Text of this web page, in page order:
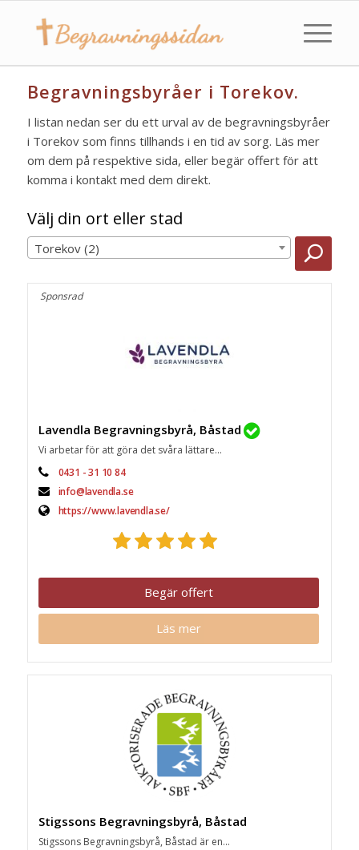
Begravningsbyråer i Torekov.
I listan nedan ser du ett urval av de begravningsbyråer
i Torekov som finns tillhands i en tid av sorg. Läs mer
om dem på respektive sida, eller begär offert för att
komma i kontakt med dem direkt.
Välj din ort eller stad
Torekov (2)
Sponsrad
Lavendla Begravningsbyrå, Båstad
Vi arbetar för att göra det svåra lättare...
0431 - 31 10 84
info@lavendla.se
https://www.lavendla.se/
Begär offert
Läs mer
Stigssons Begravningsbyrå, Båstad
Stigssons Begravningsbyrå, Båstad är en...